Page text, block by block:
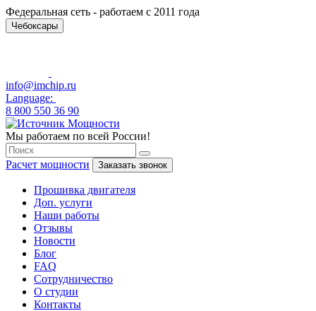
Федеральная сеть - работаем с 2011 года
Чебоксары
info@imchip.ru
Language:
8 800 550 36 90
Мы работаем по всей России!
Расчет мощности Заказать звонок
Прошивка двигателя
Доп. услуги
Наши работы
Отзывы
Новости
Блог
FAQ
Сотрудничество
О студии
Контакты